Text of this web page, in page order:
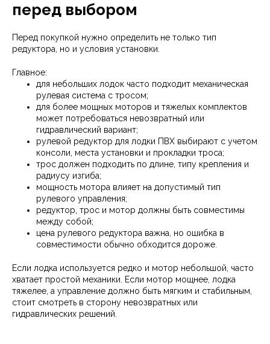
перед выбором
Перед покупкой нужно определить не только тип
редуктора, но и условия установки.
Главное:
для небольших лодок часто подходит механическая
рулевая система с тросом;
для более мощных моторов и тяжелых комплектов
может потребоваться невозвратный или
гидравлический вариант;
рулевой редуктор для лодки ПВХ выбирают с учетом
консоли, места установки и прокладки троса;
трос должен подходить по длине, типу крепления и
радиусу изгиба;
мощность мотора влияет на допустимый тип
рулевого управления;
редуктор, трос и мотор должны быть совместимы
между собой;
цена рулевого редуктора важна, но ошибка в
совместимости обычно обходится дороже.
Если лодка используется редко и мотор небольшой, часто
хватает простой механики. Если мотор мощнее, лодка
тяжелее, а управление должно быть мягким и стабильным,
стоит смотреть в сторону невозвратных или
гидравлических решений.